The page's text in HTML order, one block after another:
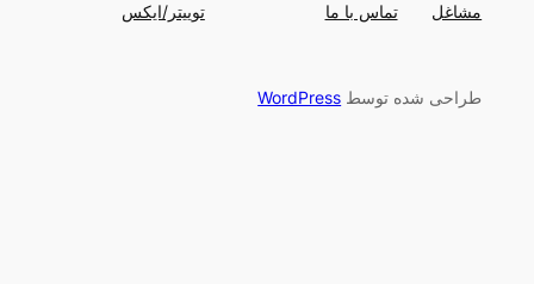
مشاغل
تماس با ما
توییتر/ایکس
طراحی شده توسط WordPress